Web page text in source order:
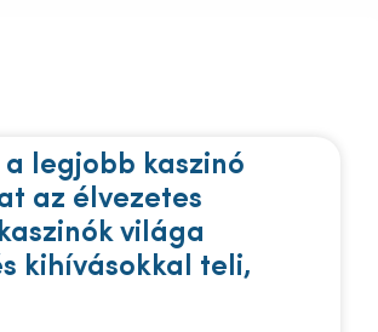
a legjobb kaszinó
az élvezetes
világa
kihívásokkal teli,